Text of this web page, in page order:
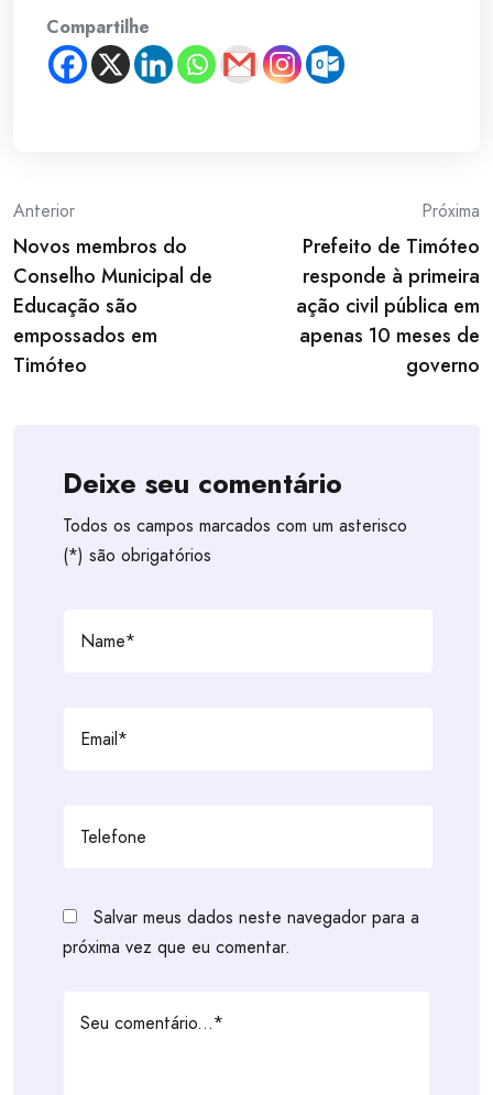
Compartilhe
Post
navigation
Anterior
Novos membros do
Conselho Municipal de
Educação são
empossados em
Timóteo
Próxima
Prefeito de Timóteo
responde à primeira
ação civil pública em
apenas 10 meses de
governo
Deixe seu comentário
Todos os campos marcados com um asterisco
(*) são obrigatórios
Salvar meus dados neste navegador para a
próxima vez que eu comentar.